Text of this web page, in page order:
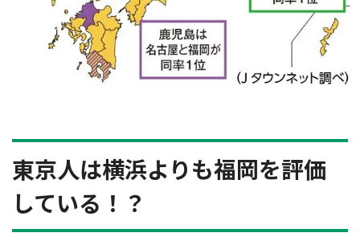
東京人は横浜よりも福岡を評価
している！？